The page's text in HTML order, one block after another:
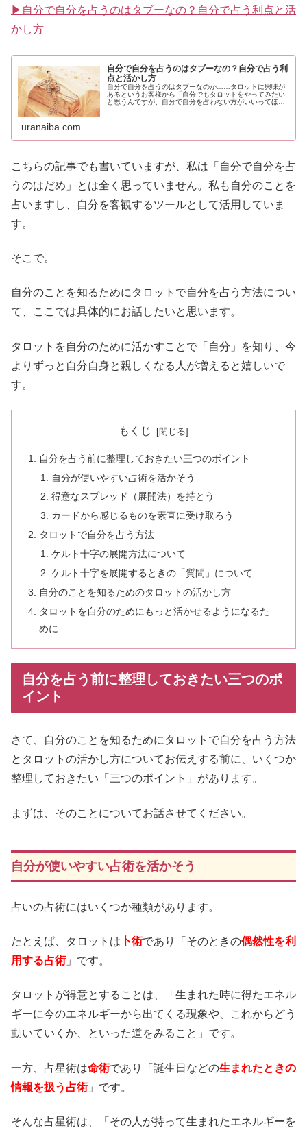
▶自分で自分を占うのはタブーなの？自分で占う利点と活
かし方
自分で自分を占うのはタブーなの？自分で占う利
点と活かし方
自分で自分を占うのはタブーなのか……タロットに興味が
あるというお客様から「自分でもタロットをやってみたい
と思うんですが、自分で自分を占わない方がいいってほん
uranaiba.com
こちらの記事でも書いていますが、私は「自分で自分を占
うのはだめ」とは全く思っていません。私も自分のことを
占いますし、自分を客観するツールとして活用していま
す。
そこで。
自分のことを知るためにタロットで自分を占う方法につい
て、ここでは具体的にお話したいと思います。
タロットを自分のために活かすことで「自分」を知り、今
よりずっと自分自身と親しくなる人が増えると嬉しいで
す。
もくじ
自分を占う前に整理しておきたい三つのポイント
自分が使いやすい占術を活かそう
得意なスプレッド（展開法）を持とう
カードから感じるものを素直に受け取ろう
タロットで自分を占う方法
ケルト十字の展開方法について
ケルト十字を展開するときの「質問」について
自分のことを知るためのタロットの活かし方
タロットを自分のためにもっと活かせるようになるた
めに
自分を占う前に整理しておきたい三つのポ
イント
さて、自分のことを知るためにタロットで自分を占う方法
とタロットの活かし方についてお伝えする前に、いくつか
整理しておきたい「三つのポイント」があります。
まずは、そのことについてお話させてください。
自分が使いやすい占術を活かそう
占いの占術にはいくつか種類があります。
たとえば、タロットは 卜術であり「そのときの偶然性を利
用する占術」です。
タロットが得意とすることは、「生まれた時に得たエネル
ギーに今のエネルギーから出てくる現象や、これからどう
動いていくか、といった道をみること」です。
一方、占星術は命術であり「誕生日などの生まれたときの
情報を扱う占術」です。
そんな占星術は、「その人が持って生まれたエネルギーを